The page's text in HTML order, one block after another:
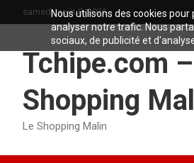
au
samedi, août 8, 2026
Tchipe.com
Shopping
Le Shopping Malin
Nous utilisons des cookies
analyser notre trafic.Nous
sociaux, de publicité et